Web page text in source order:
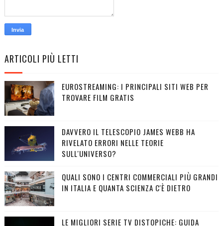
ARTICOLI PIÙ LETTI
EUROSTREAMING: I PRINCIPALI SITI WEB PER
TROVARE FILM GRATIS
DAVVERO IL TELESCOPIO JAMES WEBB HA
RIVELATO ERRORI NELLE TEORIE
SULL'UNIVERSO?
QUALI SONO I CENTRI COMMERCIALI PIÙ GRANDI
IN ITALIA E QUANTA SCIENZA C'È DIETRO
LE MIGLIORI SERIE TV DISTOPICHE: GUIDA